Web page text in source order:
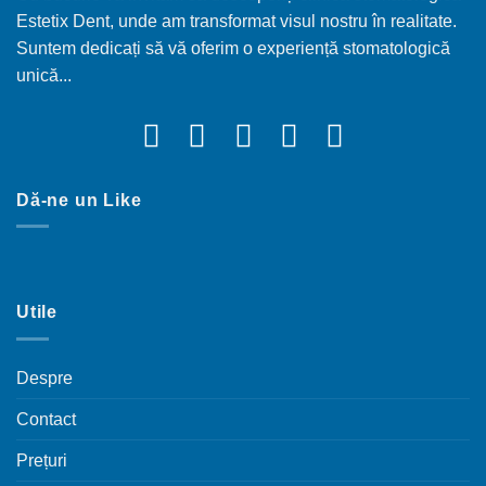
Estetix Dent, unde am transformat visul nostru în realitate.
Suntem dedicați să vă oferim o experiență stomatologică
unică...
Dă-ne un Like
Utile
Despre
Contact
Prețuri